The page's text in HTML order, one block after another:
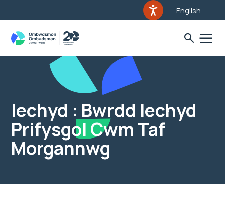
English
Iechyd : Bwrdd Iechyd
Prifysgol Cwm Taf
Morgannwg